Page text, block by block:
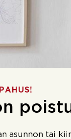
PAHUS!
asunnon tai